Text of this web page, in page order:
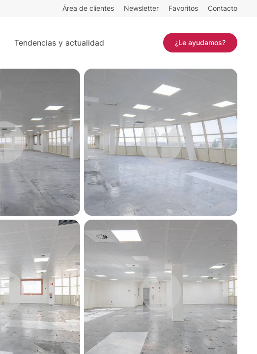
Área de clientes Newsletter Favoritos Contacto
Tendencias y actualidad ¿Le ayudamos?